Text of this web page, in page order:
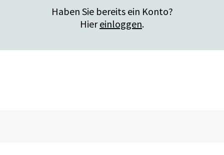
Haben Sie bereits ein Konto?
Hiereinloggen.